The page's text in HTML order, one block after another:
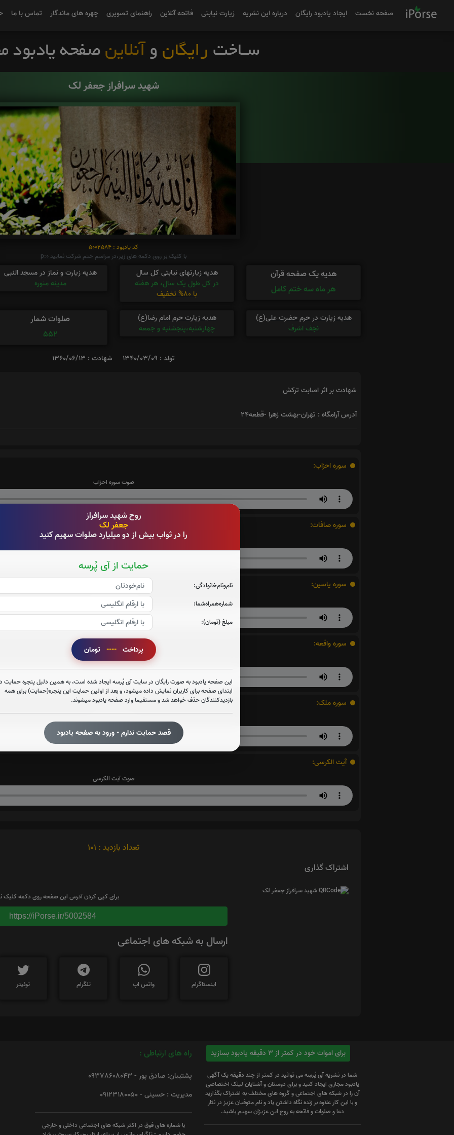
صفحه نخست ایجاد یادبود رایگان درباره این نشریه زیارت نیابتی فاتحه آنلاین راهنمای تصویری چهره های ماندگار تماس با ما
روح شهید سرافراز
جعفر لک
را در ثواب بیش از دو میلیارد صلوات سهیم کنید
حمایت از آی پُرسه
نام‌و‌نام‌خانوادگی:
شماره‌همراه‌شما:
مبلغ (تومان):
پرداخت ---- تومان
این صفحه یادبود به صورت رایگان در سایت آی پُرسه ایجاد شده است، به همین دلیل پنجره حمایت
ابتدای صفحه برای کاربران نمایش داده میشود، و بعد از اولین حمایت این پنجره(حمایت) برای همه
بازدیدکنندگان حذف خواهد شد و مستقیما وارد صفحه یادبود میشوند.
قصد حمایت ندارم - ورود به صفحه یادبود
شهید سرافراز جعفر لک
کد یادبود : 5002584
با کلیک بر روی دکمه های زیر،در مراسم ختم شرکت نمایید p:0
هدیه یک صفحه قرآن
هر ماه سه ختم کامل
هدیه زیارتهای نیابتی کل سال
در کل طول یک سال، هر هفته
با 80% تخفیف
هدیه زیارت و نماز در مسجد النبی
مدینه منوره
هدیه زیارت در حرم حضرت علی(ع)
نجف اشرف
هدیه زیارت حرم امام رضا(ع)
چهارشنبه،پنجشنبه و جمعه
صلوات شمار
552
تولد : 1340/03/09 شهادت : 1360/06/13
شهادت بر اثر اصابت ترکش
آدرس آرامگاه : تهران-بهشت زهرا -قطعه24
سوره احزاب:
صوت سوره احزاب
سوره صافات:
صوت سوره صافات
سوره یاسین:
صوت سوره یاسین
سوره واقعه:
صوت سوره واقعه
سوره ملک:
صوت سوره ملک
آیت الکرسی:
صوت آیت الکرسی
تعداد بازدید : 101
اشتراک گذاری
برای کپی کردن آدرس این صفحه روی دکمه کلیک
https://iPorse.ir/5002584
ارسال به شبکه های اجتماعی
اینستاگرام واتس اپ تلگرام توئیتر
برای اموات خود در کمتر از 3 دقیقه یادبود بسازید
شما در نشریه آی پُرسِه می توانید در کمتر از چند دقیقه یک آگهی
یادبود مجازی ایجاد کنید و برای دوستان و آشنایان لینک اختصاصی
آن را در شبکه های اجتماعی و گروه های مختلف به اشتراک بگذارید
و با این کار علاوه بر زنده نگاه داشتن یاد و نام متوفیان عزیز در نثار
دعا و صلوات و فاتحه به روح این عزیزان سهیم باشید.
راه های ارتباطی :
پشتیبان: صادق پور - 09378608043
مدیریت : حسینی - 09123180050
با شماره های فوق در اکثر شبکه های اجتماعی داخلی و خارجی